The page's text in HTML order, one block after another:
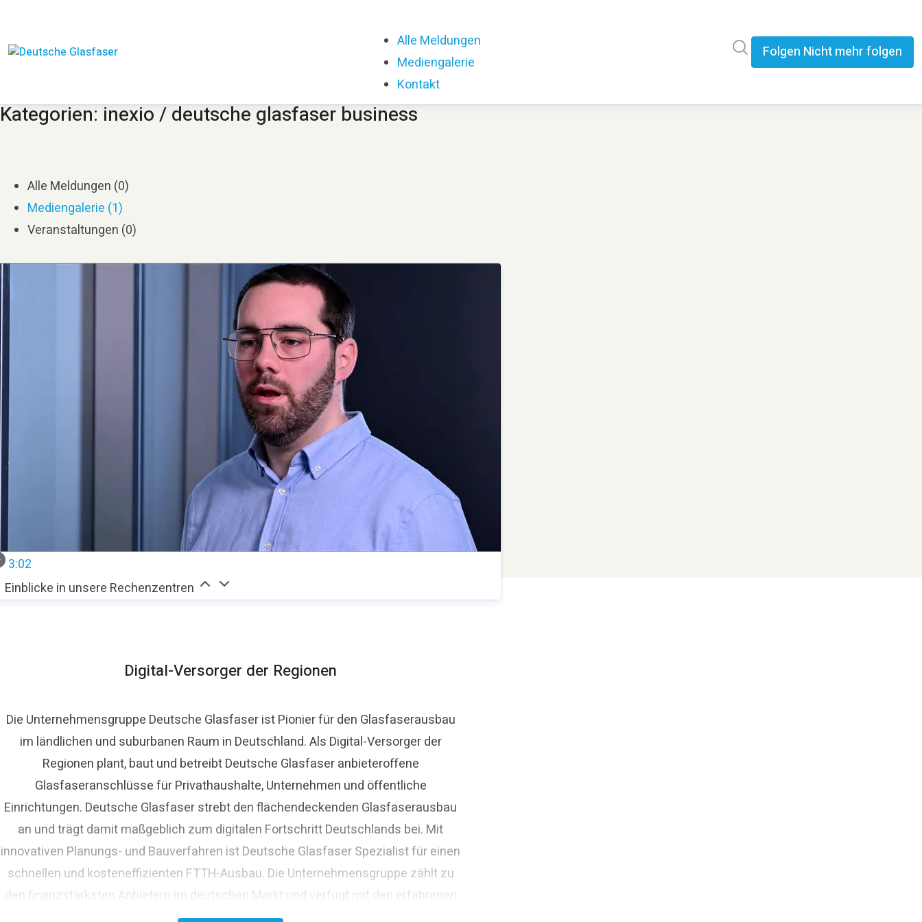
Alle Meldungen
Mediengalerie
Kontakt
Im Newsroom suchen
Folgen Nicht mehr folgen
Kategorien: inexio / deutsche glasfaser business
Alle Meldungen (0)
Mediengalerie (1)
Veranstaltungen (0)
3:02
Einblicke in unsere Rechenzentren
Digital-Versorger der Regionen
Die Unternehmensgruppe Deutsche Glasfaser ist Pionier für den Glasfaserausbau
im ländlichen und suburbanen Raum in Deutschland. Als Digital-Versorger der
Regionen plant, baut und betreibt Deutsche Glasfaser anbieteroffene
Glasfaseranschlüsse für Privathaushalte, Unternehmen und öffentliche
Einrichtungen. Deutsche Glasfaser strebt den flächendeckenden Glasfaserausbau
an und trägt damit maßgeblich zum digitalen Fortschritt Deutschlands bei. Mit
innovativen Planungs- und Bauverfahren ist Deutsche Glasfaser Spezialist für einen
schnellen und kosteneffizienten FTTH-Ausbau. Die Unternehmensgruppe zählt zu
den finanzstärksten Anbietern im deutschen Markt und verfügt mit den erfahrenen
Glasfaserinvestoren EQT und OMERS über ein privatwirtschaftliches